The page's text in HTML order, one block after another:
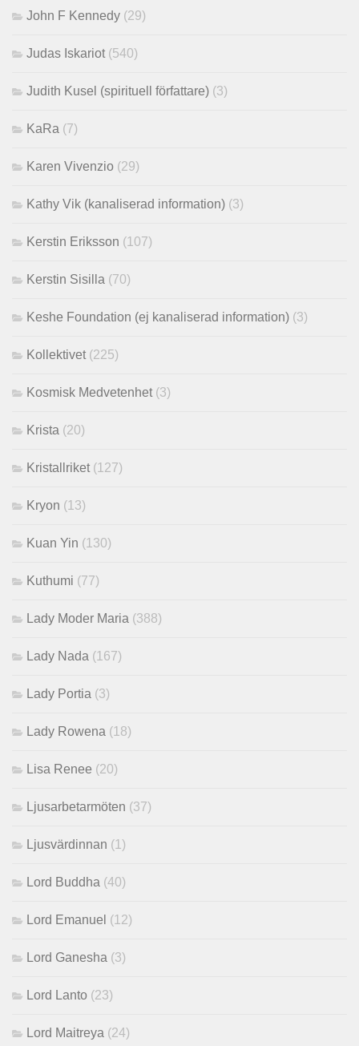
John F Kennedy (29)
Judas Iskariot (540)
Judith Kusel (spirituell författare) (3)
KaRa (7)
Karen Vivenzio (29)
Kathy Vik (kanaliserad information) (3)
Kerstin Eriksson (107)
Kerstin Sisilla (70)
Keshe Foundation (ej kanaliserad information) (3)
Kollektivet (225)
Kosmisk Medvetenhet (3)
Krista (20)
Kristallriket (127)
Kryon (13)
Kuan Yin (130)
Kuthumi (77)
Lady Moder Maria (388)
Lady Nada (167)
Lady Portia (3)
Lady Rowena (18)
Lisa Renee (20)
Ljusarbetarmöten (37)
Ljusvärdinnan (1)
Lord Buddha (40)
Lord Emanuel (12)
Lord Ganesha (3)
Lord Lanto (23)
Lord Maitreya (24)